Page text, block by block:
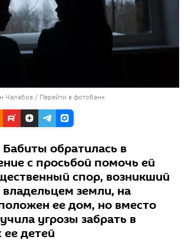
Чалабов / Перейти в фотобанк
обратилась в
с просьбой помочь ей
спор, возникший
земли, на
ее дом, но вместо
угрозы забрать в
детей